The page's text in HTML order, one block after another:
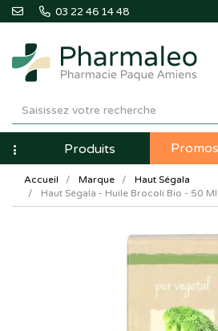
03 22 46 14 48
Pharmaleo
Pharmacie
Paque
Amiens
NavigationProduits Promos
Accueil Marque
Haut Ségala
Haut Ségala - Huile Brocoli Bio - 50 Ml